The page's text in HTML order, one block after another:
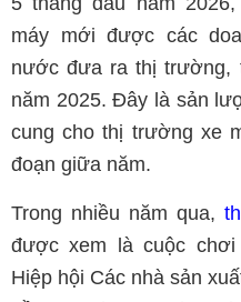
máy mới được các
nước đưa ra thị trường,
năm 2025. Đây là sản
cung cho thị trường xe
đoạn giữa năm.
Trong nhiều năm qua,
được xem là cuộc
Hiệp hội Các nhà sản